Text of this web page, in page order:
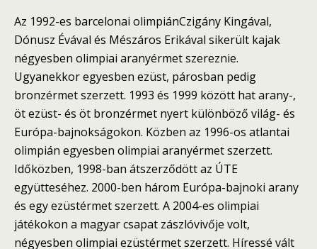
Az 1992-es barcelonai olimpiánCzigány Kingával,
Dónusz Évával és Mészáros Erikával sikerült kajak
négyesben olimpiai aranyérmet szereznie.
Ugyanekkor egyesben ezüst, párosban pedig
bronzérmet szerzett. 1993 és 1999 között hat arany-,
öt ezüst- és öt bronzérmet nyert különböző világ- és
Európa-bajnokságokon. Közben az 1996-os atlantai
olimpián egyesben olimpiai aranyérmet szerzett.
Időközben, 1998-ban átszerződött az ÚTE
együtteséhez. 2000-ben három Európa-bajnoki arany
és egy ezüstérmet szerzett. A 2004-es olimpiai
játékokon a magyar csapat zászlóvivője volt,
négyesben olimpiai ezüstérmet szerzett. Híressé vált